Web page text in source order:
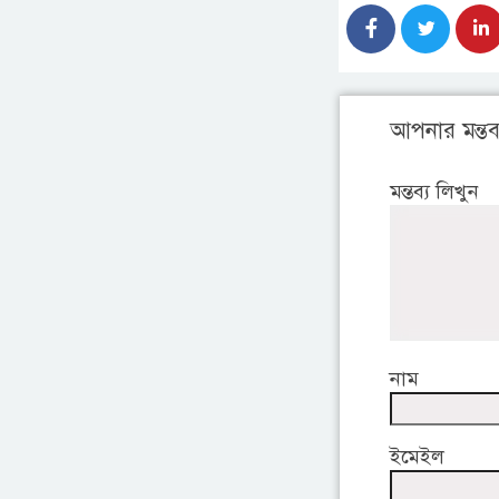
আপনার
মন্তব্য লিখুন
নাম
ইমেইল